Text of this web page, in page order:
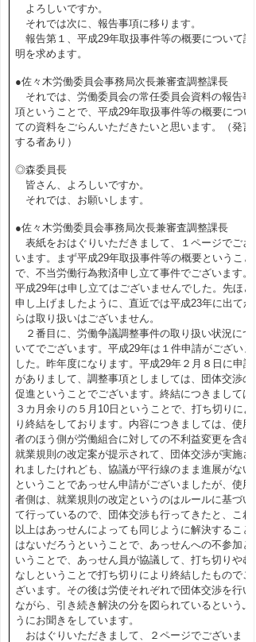
よろしいですか。
それでは次に、報告事項に移ります。
報告第１、平成29年取扱事件等の概要について説
明を求めます。
●佐々木労働委員会事務局次長兼審査調整課長
それでは、労働委員会の常任委員会資料の報告事
項ということで、平成29年取扱事件等の概要につい
ての資料をごらんいただきたいと思います。（発言
する者あり）
◎森委員長
皆さん、よろしいですか。
それでは、お願いします。
●佐々木労働委員会事務局次長兼審査調整課長
表紙をおはぐりいただきまして、１ページでござ
います。まず平成29年取扱事件等の概要ということ
で、不当労働行為救済申し立て事件でございます。
平成29年は申し立てはございませんでした。先ほど
申し上げましたように、直近では平成23年に出てか
らは取り扱いはございません。
２番目に、労働争議調整事件の取り扱い状況につ
いてでございます。平成29年は１件申請がございま
した。昨年度になります。平成29年２月８日に申請
がありまして、調整事項としましては、団体交渉の
促進ということでございます。終結につきましては
３カ月余りの５月10日ということで、打ち切りによ
り終結をしております。内容につきましては、使用
者のほう側が労働組合に対しての不利益変更を含む
就業規則の改定案が提示されて、団体交渉が実施さ
れましたけれども、協議が平行線のまま進展がない
ということであっせん申請がございましたが、使用
者側は、就業規則の改定というのはルールに基づい
て行っているので、団体交渉も行ってきたと、これ
以上はあっせんによっても同じように解決すること
はないだろうということで、あっせんへの不参加と
いうことで、あっせん員が協議して、打ち切りやむ
なしということで打ち切りにより終結したものでご
ざいます。その後は労使それぞれで団体交渉を行い
ながら、引き続き解決の分を図られているというふ
うにお聞きをしています。
おはぐりいただきまして、２ページでございま